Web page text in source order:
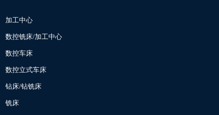
加工中心
数控铣床/加工中心
数控车床
数控立式车床
钻床/钻铣床
铣床